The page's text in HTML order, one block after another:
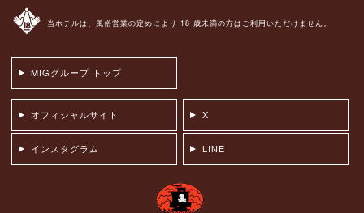
当ホテルは、風俗営業の定めにより 18 歳未満の方はご利用いただけません。
MIGグループ トップ
オフィシャルサイト X
インスタグラム LINE